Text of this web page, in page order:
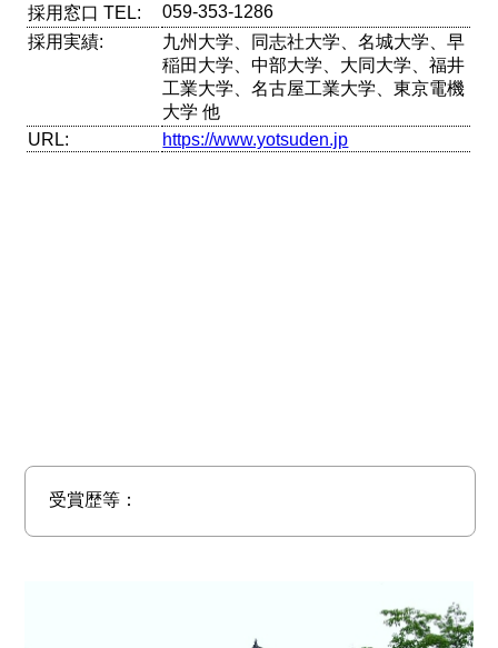
採用窓口 TEL:
059-353-1286
採用実績:
九州大学、同志社大学、名城大学、早
稲田大学、中部大学、大同大学、福井
工業大学、名古屋工業大学、東京電機
大学 他
URL:
https://www.yotsuden.jp
受賞歴等：